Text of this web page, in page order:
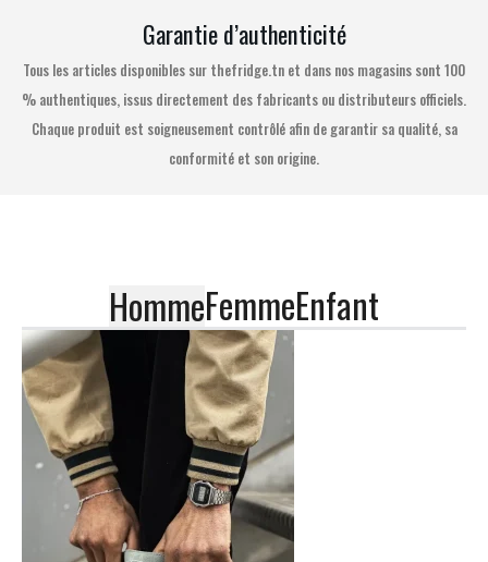
Garantie d’authenticité
Tous les articles disponibles sur thefridge.tn et dans nos magasins sont 100
% authentiques, issus directement des fabricants ou distributeurs officiels.
Chaque produit est soigneusement contrôlé afin de garantir sa qualité, sa
conformité et son origine.
HommeFemmeEnfant